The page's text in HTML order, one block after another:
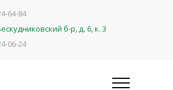
64-84
б-р, д. 6, к. 3
06-24